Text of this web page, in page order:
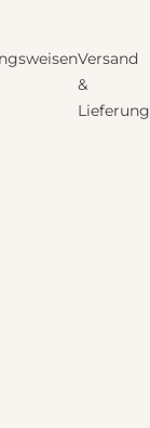
Versand
&
Lieferung